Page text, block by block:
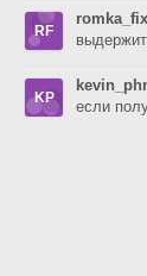
romka_fix
если